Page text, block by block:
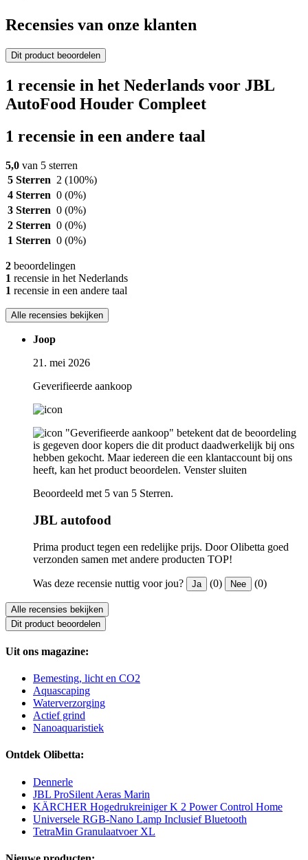
Recensies van onze klanten
Dit product beoordelen
1 recensie in het Nederlands voor JBL
AutoFood Houder Compleet
1 recensie in een andere taal
5,0 van 5 sterren
5 Sterren 2 (100%)
4 Sterren 0 (0%)
3 Sterren 0 (0%)
2 Sterren 0 (0%)
1 Sterren 0 (0%)
2 beoordelingen
1 recensie in het Nederlands
1 recensie in een andere taal
Alle recensies bekijken
Joop
21. mei 2026
Geverifieerde aankoop
"Geverifieerde aankoop" betekent dat de beoordeling
is gegeven door kopers die dit product daadwerkelijk bij ons
hebben gekocht. Maar iedereen die een klantaccount bij ons
heeft, kan het product beoordelen. Venster sluiten
Beoordeeld met 5 van 5 Sterren.
JBL autofood
Prima product tegen een redelijke prijs. Door Olibetta goed
verzonden samen met andere producten TOP!
Was deze recensie nuttig voor jou? Ja (0) Nee (0)
Alle recensies bekijken
Dit product beoordelen
Uit ons magazine:
Bemesting, licht en CO2
Aquascaping
Waterverzorging
Actief grind
Nanoaquaristiek
Ontdek Olibetta:
Dennerle
JBL ProSilent Aeras Marin
KÄRCHER Hogedrukreiniger K 2 Power Control Home
Universele RGB-Nano Lamp Inclusief Bluetooth
TetraMin Granulaatvoer XL